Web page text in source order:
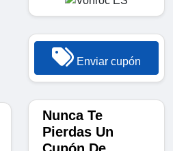
Enviar cupón
Nunca Te
Pierdas Un